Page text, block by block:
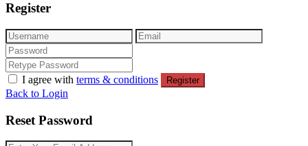
Register
I agree with terms & conditions Register
Back to Login
Reset Password